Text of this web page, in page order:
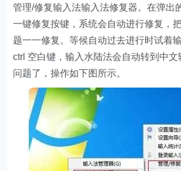
管理/修复输入法输入法修复器。在弹出
一键修复按键，系统会自动进行修复，
题一一修复。等候自动过去进行时试着
ctrl 空白键，输入水陆法会自动转到中
问题了，操作如下图所示。